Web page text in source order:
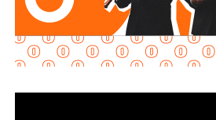
distribución.